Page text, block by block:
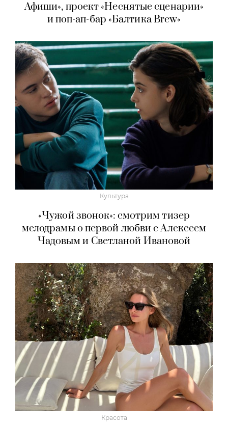
Афиши», проект «Неснятые сценарии»
и поп-ап-бар «Балтика Brew»
Культура
«Чужой звонок»: смотрим тизер
мелодрамы о первой любви с Алексеем
Чадовым и Светланой Ивановой
Красота